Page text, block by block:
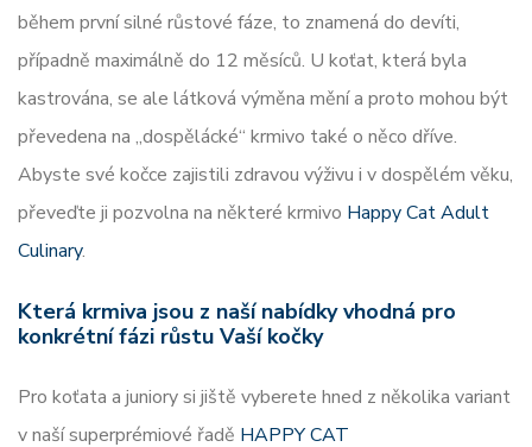
během první silné růstové fáze, to znamená do devíti,
případně maximálně do 12 měsíců. U koťat, která byla
kastrována, se ale látková výměna mění a proto mohou být
převedena na „dospělácké“ krmivo také o něco dříve.
Abyste své kočce zajistili zdravou výživu i v dospělém věku,
převeďte ji pozvolna na některé krmivo Happy Cat Adult
Culinary.
Která krmiva jsou z naší nabídky vhodná pro
konkrétní fázi růstu Vaší kočky
Pro koťata a juniory si jiště vyberete hned z několika variant
v naší superprémiové řadě HAPPY CAT